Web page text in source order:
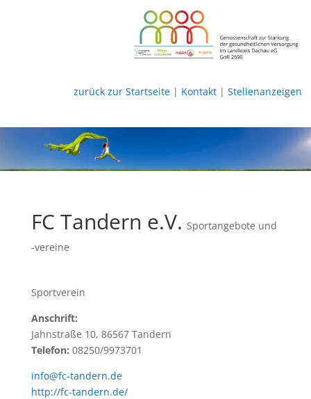
zurück zur Startseite| Kontakt| Stellenanzeigen
FC Tandern e.V. Sportangebote und
-vereine
Sportverein
Anschrift:
Jahnstraße 10, 86567 Tandern
Telefon: 08250/9973701
info@fc-tandern.de
http://fc-tandern.de/